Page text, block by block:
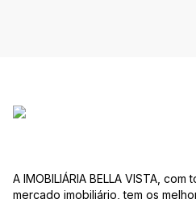
A IMOBILIÁRIA BELLA VISTA,
mercado imobiliário, tem os